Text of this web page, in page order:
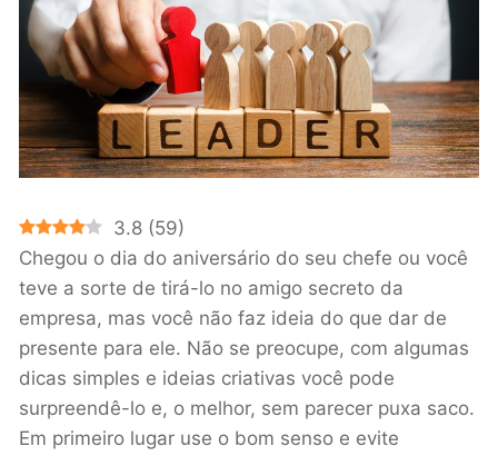
3.8 (59)
Chegou o dia do aniversário do seu chefe ou você
teve a sorte de tirá-lo no amigo secreto da
empresa, mas você não faz ideia do que dar de
presente para ele. Não se preocupe, com algumas
dicas simples e ideias criativas você pode
surpreendê-lo e, o melhor, sem parecer puxa saco.
Em primeiro lugar use o bom senso e evite